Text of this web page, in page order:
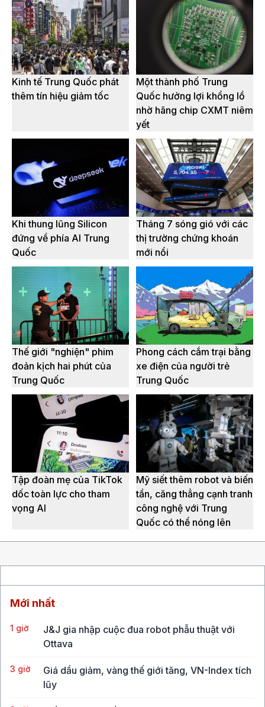
Kinh tế Trung Quốc phát
thêm tín hiệu giảm tốc
Một thành phố Trung
Quốc hưởng lợi khổng lồ
nhờ hãng chip CXMT niêm
yết
Khi thung lũng Silicon
đứng về phía AI Trung
Quốc
Tháng 7 sóng gió với các
thị trường chứng khoán
mới nổi
Thế giới "nghiện" phim
đoản kịch hai phút của
Trung Quốc
Phong cách cắm trại bằng
xe điện của người trẻ
Trung Quốc
Tập đoàn mẹ của TikTok
dốc toàn lực cho tham
vọng AI
Mỹ siết thêm robot và biến
tần, căng thẳng cạnh tranh
công nghệ với Trung
Quốc có thể nóng lên
Mới nhất
1 giờ
J&J gia nhập cuộc đua robot phẫu thuật với
Ottava
3 giờ
Giá dầu giảm, vàng thế giới tăng, VN-Index tích
lũy